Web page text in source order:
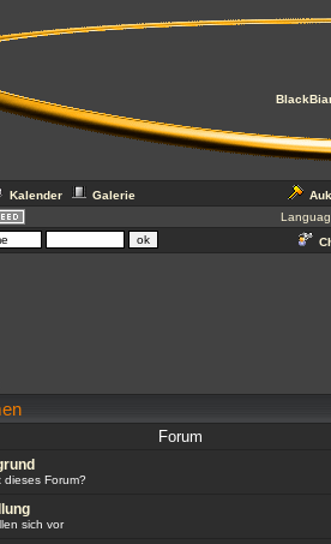
Kalender Galerie
Forum
dieses Forum?
sich vor